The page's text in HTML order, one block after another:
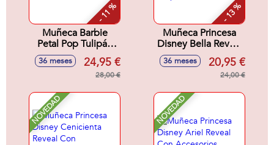
- 11 %
Muñeca Barbie
Petal Pop Tulipán
Rosa 32x12x12 cm
36 meses 24,95 €
28,00 €
- 13 %
Muñeca Princesa
Disney Bella Reveal
Con Accesorios
Sorpresa.32x18x6
36 meses 20,95 €
24,00 €
NOVEDAD NOVEDAD